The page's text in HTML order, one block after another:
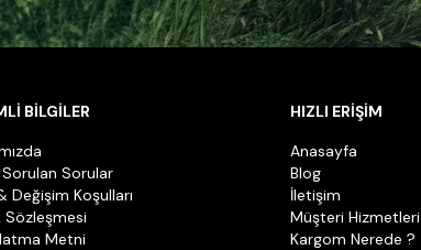
BİLGİLER
Sorulan Sorular
Değişim Koşulları
Sözleşmesi
Metni
HIZLI ERİŞİM
Anasayfa
Blog
İletişim
Müşteri Hizmetleri
Kargom Nerede ?